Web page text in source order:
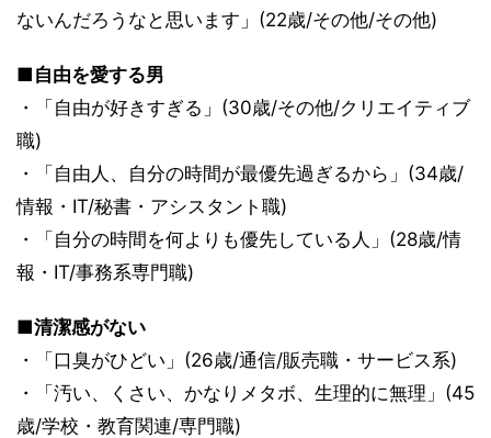
ないんだろうなと思います」(22歳/その他/その他)
■自由を愛する男
・「自由が好きすぎる」(30歳/その他/クリエイティブ
職)
・「自由人、自分の時間が最優先過ぎるから」(34歳/
情報・IT/秘書・アシスタント職)
・「自分の時間を何よりも優先している人」(28歳/情
報・IT/事務系専門職)
■清潔感がない
・「口臭がひどい」(26歳/通信/販売職・サービス系)
・「汚い、くさい、かなりメタボ、生理的に無理」(45
歳/学校・教育関連/専門職)